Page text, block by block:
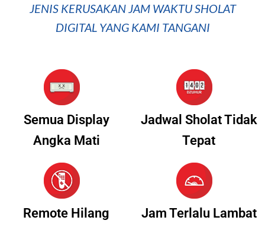
JENIS KERUSAKAN JAM WAKTU SHOLAT
DIGITAL YANG KAMI TANGANI
Semua Display
Angka Mati
Jadwal Sholat Tidak
Tepat
Remote Hilang Jam Terlalu Lambat